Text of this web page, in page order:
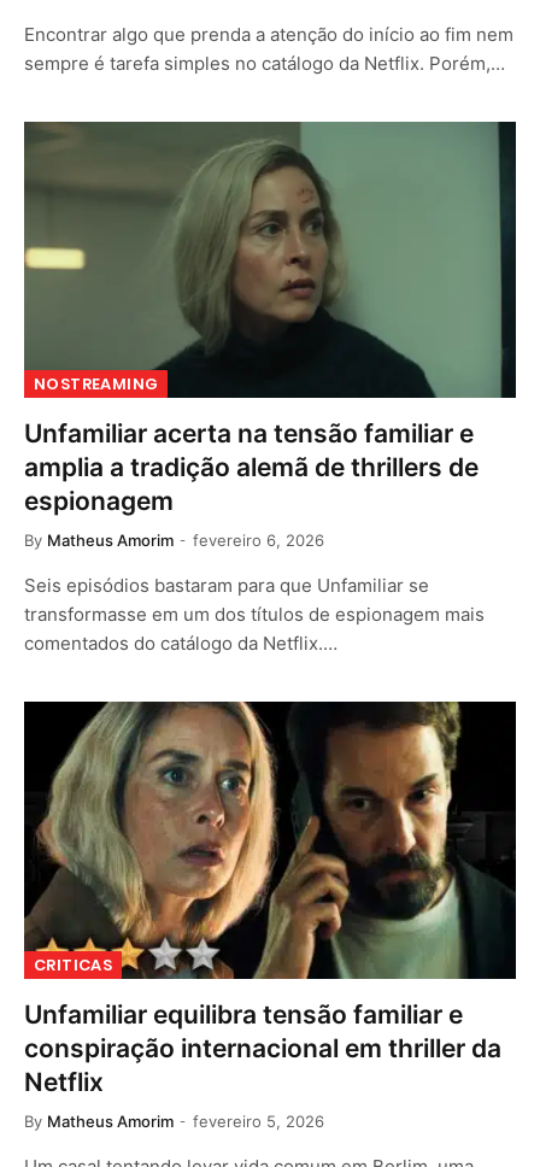
Encontrar algo que prenda a atenção do início ao fim nem
sempre é tarefa simples no catálogo da Netflix. Porém,…
NOSTREAMING
Unfamiliar acerta na tensão familiar e
amplia a tradição alemã de thrillers de
espionagem
By Matheus Amorim fevereiro 6, 2026
Seis episódios bastaram para que Unfamiliar se
transformasse em um dos títulos de espionagem mais
comentados do catálogo da Netflix.…
CRITICAS
Unfamiliar equilibra tensão familiar e
conspiração internacional em thriller da
Netflix
By Matheus Amorim fevereiro 5, 2026